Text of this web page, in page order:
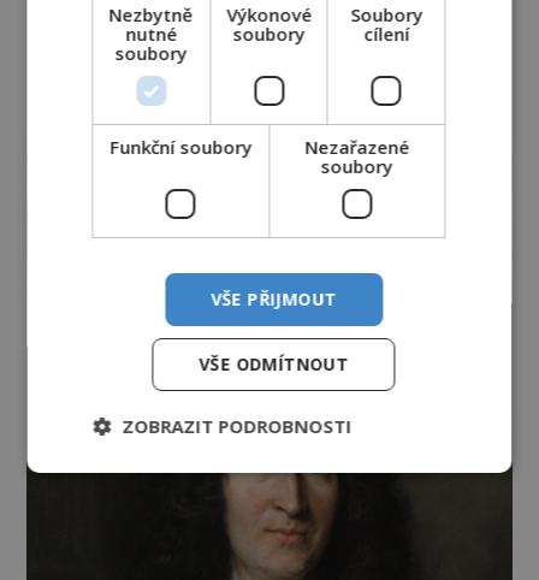
reklama
Nezbytně
nutné
soubory
Výkonové
soubory
Soubory
cílení
Funkční soubory
Nezařazené
soubory
VŠE PŘIJMOUT
VŠE ODMÍTNOUT
ZOBRAZIT PODROBNOSTI